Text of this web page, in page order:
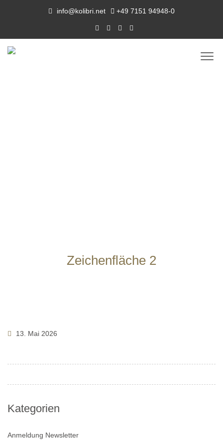
info@kolibri.net +49 7151 94948-0
Zeichenfläche 2
13. Mai 2026
Kategorien
Anmeldung Newsletter